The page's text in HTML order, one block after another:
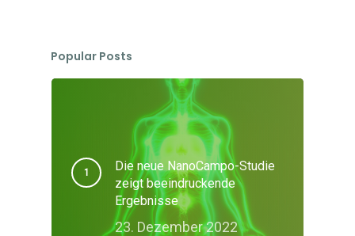
Popular Posts
Die neue NanoCampo-Studie
zeigt beeindruckende
Ergebnisse
23. Dezember 2022